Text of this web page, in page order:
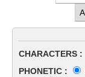
CHARACTERS :
PHONETIC :